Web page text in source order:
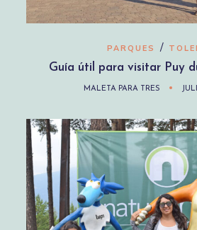
PARQUES /
Guía útil para visitar Puy
MALETA PARA TRES